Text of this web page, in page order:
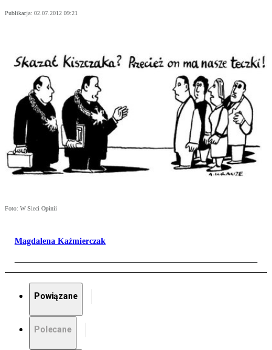
Publikacja: 02.07.2012 09:21
Foto: W Sieci Opinii
Magdalena Kaźmierczak
Powiązane
Polecane